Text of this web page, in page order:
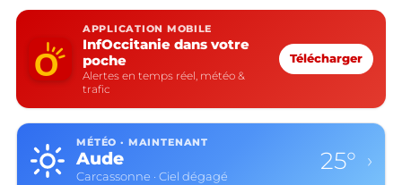
APPLICATION MOBILE
InfOccitanie dans votre
poche
Alertes en temps réel, météo &
trafic
Télécharger
MÉTÉO · MAINTENANT
Aude
Carcassonne · Ciel dégagé
25° ›